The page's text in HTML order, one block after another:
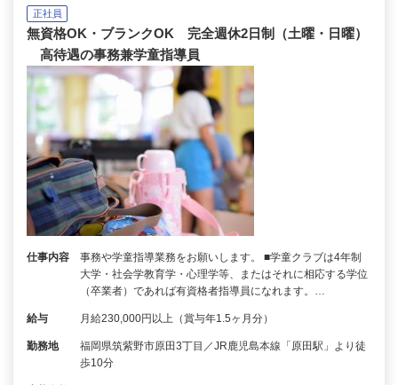
正社員
無資格OK・ブランクOK 完全週休2日制（土曜・日曜）
高待遇の事務兼学童指導員
仕事内容
事務や学童指導業務をお願いします。 ■学童クラブは4年制
大学・社会学教育学・心理学等、またはそれに相応する学位
（卒業者）であれば有資格者指導員になれます。…
給与 月給230,000円以上（賞与年1.5ヶ月分）
勤務地
福岡県筑紫野市原田3丁目／JR鹿児島本線「原田駅」より徒
歩10分